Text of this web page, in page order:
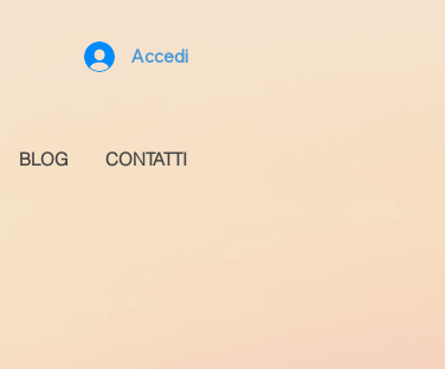
Accedi
BLOG CONTATTI